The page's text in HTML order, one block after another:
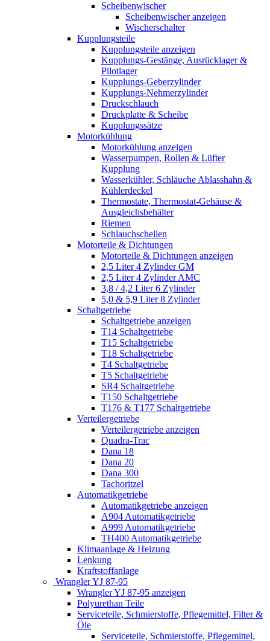
Scheibenwischer
Scheibenwischer anzeigen
Wischerschalter
Kupplungsteile
Kupplungsteile anzeigen
Kupplungs-Gestänge, Ausrücklager &
Pilotlager
Kupplungs-Geberzylinder
Kupplungs-Nehmerzylinder
Druckschlauch
Druckplatte & Scheibe
Kupplungssätze
Motorkühlung
Motorkühlung anzeigen
Wasserpumpen, Rollen & Lüfter
Kupplung
Wasserkühler, Schläuche Ablasshahn &
Kühlerdeckel
Thermostate, Thermostat-Gehäuse &
Ausgleichsbehälter
Riemen
Schlauchschellen
Motorteile & Dichtungen
Motorteile & Dichtungen anzeigen
2,5 Liter 4 Zylinder GM
2,5 Liter 4 Zylinder AMC
3,8 / 4,2 Liter 6 Zylinder
5,0 & 5,9 Liter 8 Zylinder
Schaltgetriebe
Schaltgetriebe anzeigen
T14 Schaltgetriebe
T15 Schaltgetriebe
T18 Schaltgetriebe
T4 Schaltgetriebe
T5 Schaltgetriebe
SR4 Schaltgetriebe
T150 Schaltgetriebe
T176 & T177 Schaltgetriebe
Verteilergetriebe
Verteilergetriebe anzeigen
Quadra-Trac
Dana 18
Dana 20
Dana 300
Tachoritzel
Automatikgetriebe
Automatikgetriebe anzeigen
A904 Automatikgetriebe
A999 Automatikgetriebe
TH400 Automatikgetriebe
Klimaanlage & Heizung
Lenkung
Kraftstoffanlage
Wrangler YJ 87-95
Wrangler YJ 87-95 anzeigen
Polyurethan Teile
Serviceteile, Schmierstoffe, Pflegemittel, Filter &
Öle
Serviceteile, Schmierstoffe, Pflegemittel,